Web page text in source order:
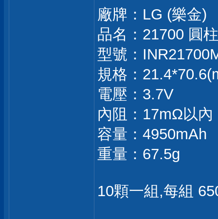
廠牌：LG (樂金)
品名：21700 圓
型號：
規格：
電壓：3.7V
內阻：17mΩ以內
容量：4950mAh
重量：67.5g
10顆一組,每組